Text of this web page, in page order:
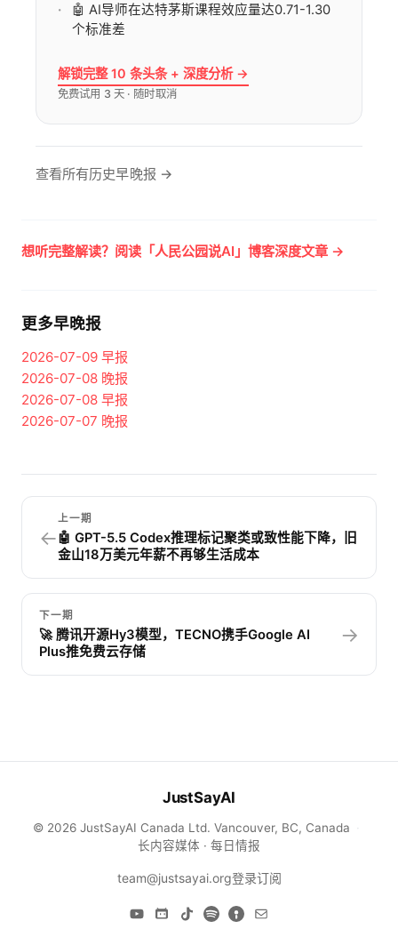
🤖 AI导师在达特茅斯课程效应量达0.71-1.30
个标准差
解锁完整 10 条头条 + 深度分析 →
免费试用 3 天 · 随时取消
查看所有历史早晚报 →
想听完整解读？阅读「人民公园说AI」博客深度文章 →
更多早晚报
2026-07-09 早报
2026-07-08 晚报
2026-07-08 早报
2026-07-07 晚报
←
上一期
🤖 GPT-5.5 Codex推理标记聚类或致性能下降，旧
金山18万美元年薪不再够生活成本
下一期
🚀 腾讯开源Hy3模型，TECNO携手Google AI
Plus推免费云存储
→
JustSayAI
© 2026 JustSayAI Canada Ltd. Vancouver, BC, Canada
长内容媒体 · 每日情报
team@justsayai.org登录订阅